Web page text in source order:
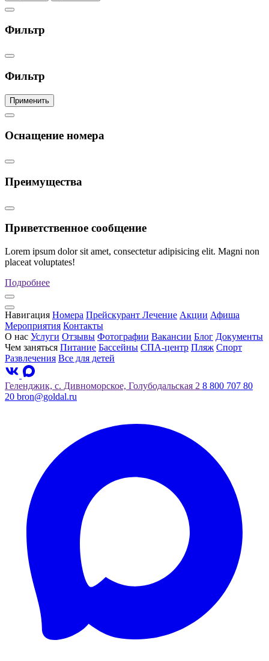
Фильтр
Фильтр
Применить
Оснащение номера
Преимущества
Приветственное сообщение
Lorem ipsum dolor sit amet, consectetur adipisicing elit. Magni non
placeat voluptates!
Подробнее
Навигация Номера Прейскурант Лечение Акции Афиша
Мероприятия Контакты
О нас Услуги Отзывы Фотографии Вакансии Блог Документы
Чем заняться Питание Бассейны СПА-центр Пляж Спорт
Развлечения Все для детей
Геленджик, с. Дивноморское, Голубодальская 2 8 800 707 80
20 bron@goldal.ru